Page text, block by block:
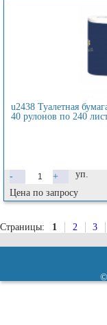
u2438 Туалетная
40 рулонов по 240
- +
уп.
Цена по запросу
Страницы: 1 2 3
©